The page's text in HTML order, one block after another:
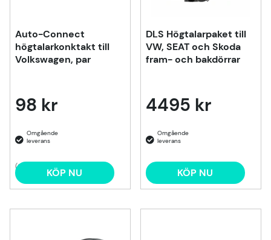
Auto-Connect
högtalarkonktakt till
Volkswagen, par
98 kr
(3) KÖP NU
DLS Högtalarpaket till
VW, SEAT och Skoda
fram- och bakdörrar
4495 kr
KÖP NU